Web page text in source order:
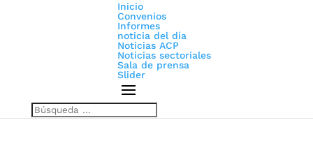
Inicio
Convenios
Informes
noticia del día
Noticias ACP
Noticias sectoriales
Sala de prensa
Slider